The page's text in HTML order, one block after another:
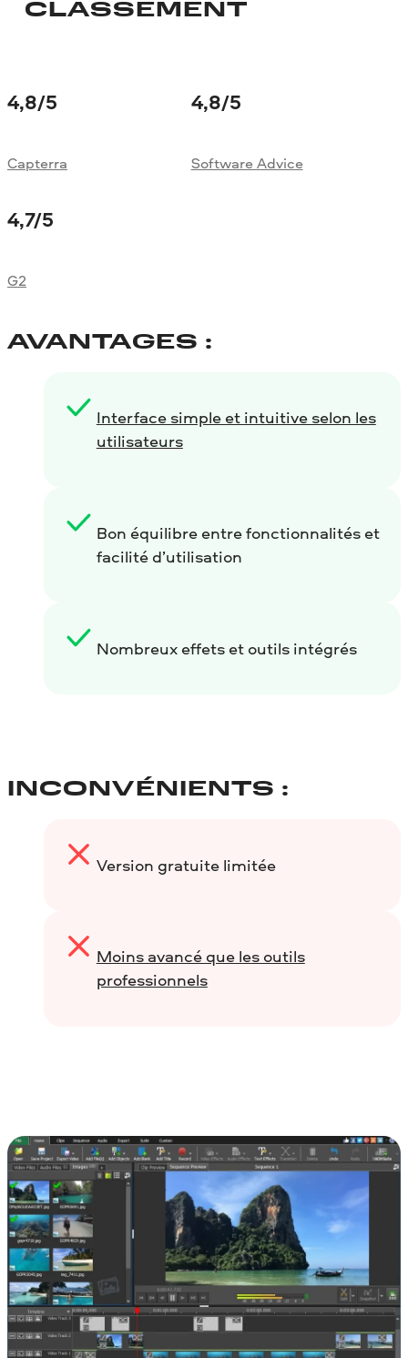
CLASSEMENT
4,8/5
Capterra
4,8/5
Software Advice
4,7/5
G2
AVANTAGES :
Interface simple et intuitive selon les
utilisateurs
Bon équilibre entre fonctionnalités et
facilité d’utilisation
Nombreux effets et outils intégrés
INCONVÉNIENTS :
Version gratuite limitée
Moins avancé que les outils
professionnels